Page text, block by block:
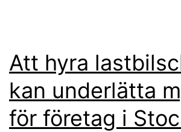
Att hyra
kan underlätta
för företag i